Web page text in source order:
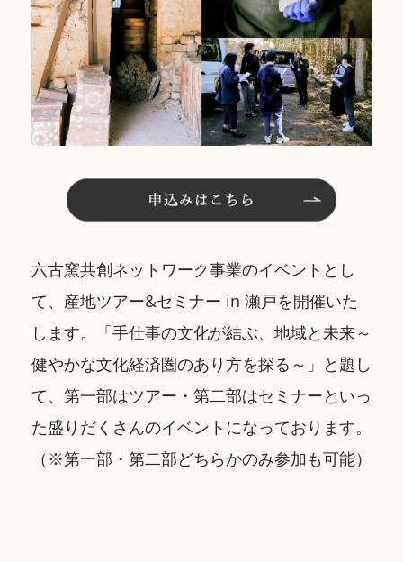
六古窯共創ネットワーク事業のイベントとし
て、産地ツアー&セミナー in 瀬戸を開催いた
します。「手仕事の文化が結ぶ、地域と未来～
健やかな文化経済圏のあり方を探る～」と題し
て、第一部はツアー・第二部はセミナーといっ
た盛りだくさんのイベントになっております。
（※第一部・第二部どちらかのみ参加も可能）